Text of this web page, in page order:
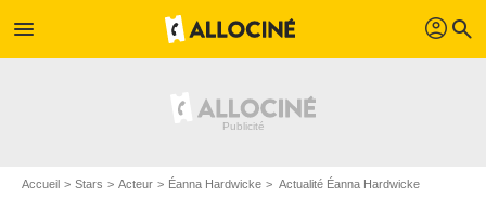
menu profil search
Accueil Stars Acteur Éanna Hardwicke Actualité Éanna Hardwicke